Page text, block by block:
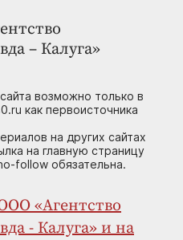
– Калуга»
возможно только в
как первоисточника
на других сайтах
на главную страницу
follow обязательна.
«Агентство
- Калуга» и на